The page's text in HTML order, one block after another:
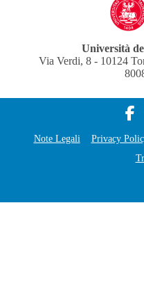
Università
Via Verdi, 8 - 10124
Note Legali Privacy